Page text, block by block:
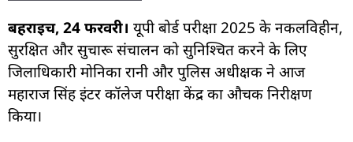
बहराइच, 24 फरवरी। यूपी बोर्ड परीक्षा 2025 के नकलविहीन,
सुरक्षित और सुचारू संचालन को सुनिश्चित करने के लिए
जिलाधिकारी मोनिका रानी और पुलिस अधीक्षक ने आज
महाराज सिंह इंटर कॉलेज परीक्षा केंद्र का औचक निरीक्षण
किया।